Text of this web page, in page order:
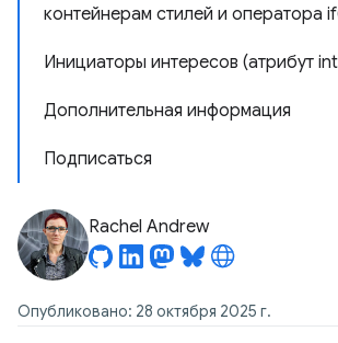
контейнерам стилей и оператора
Инициаторы интересов (атрибут
Дополнительная информация
Подписаться
Rachel Andrew
Опубликовано: 28 октября 2025 г.